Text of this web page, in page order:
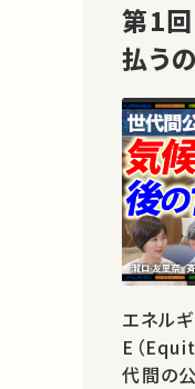
第1回 気候変動のツケ、
払う
エネル
E（
代間の